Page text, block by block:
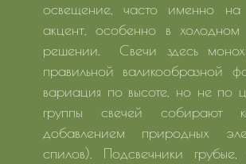
освещение, часто именно на
акцент, особенно в холодном
решении. Свечи здесь
правильной валикообразной
вариация по высоте, но не по
группы свечей собирают
добавлением природных
спилов). Подсвечники грубые,